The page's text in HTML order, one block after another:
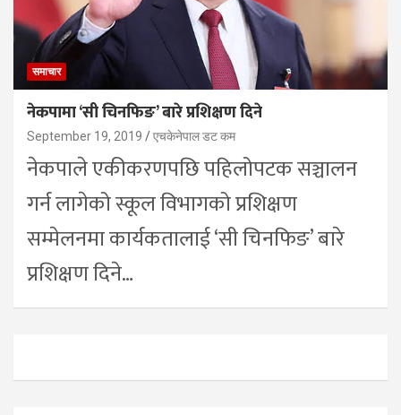
समाचार
नेकपामा ‘सी चिनफिङ’ बारे प्रशिक्षण दिने
September 19, 2019 एचकेनेपाल डट कम
नेकपाले एकीकरणपछि पहिलोपटक सञ्चालन
गर्न लागेको स्कूल विभागको प्रशिक्षण
सम्मेलनमा कार्यकतालाई ‘सी चिनफिङ’ बारे
प्रशिक्षण दिने…